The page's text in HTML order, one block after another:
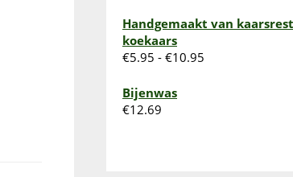
Handgemaakt van
koekaars
€5.95 - €10.95
Bijenwas
€12.69